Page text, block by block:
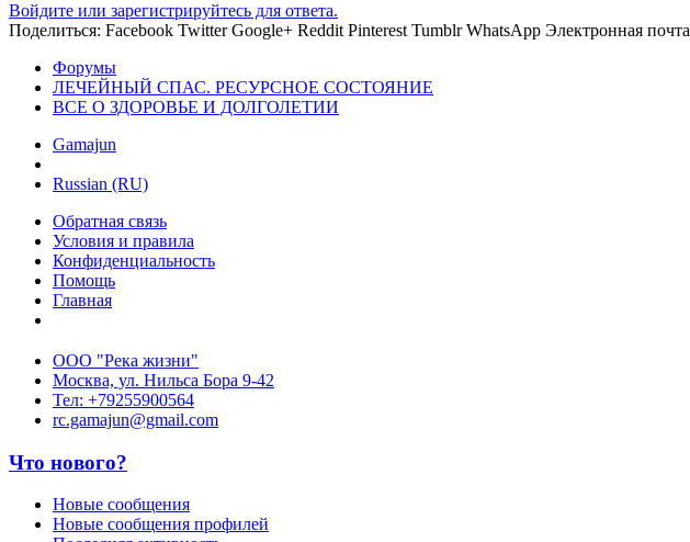
Войдите или зарегистрируйтесь для ответа.
Поделиться: Facebook Twitter Google+ Reddit Pinterest Tumblr WhatsApp Электронная почта
Форумы
ЛЕЧЕЙНЫЙ СПАС. РЕСУРСНОЕ СОСТОЯНИЕ
ВСЕ О ЗДОРОВЬЕ И ДОЛГОЛЕТИИ
Gamajun
Russian (RU)
Обратная связь
Условия и правила
Конфиденциальность
Помощь
Главная
ООО "Река жизни"
Москва, ул. Нильса Бора 9-42
Тел: +79255900564
rc.gamajun@gmail.com
Что нового?
Новые сообщения
Новые сообщения профилей